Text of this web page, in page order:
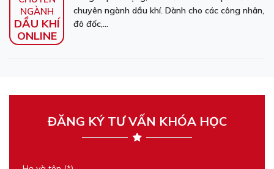
NGÀNH
DẦU KHÍ
ONLINE
chuyên ngành dầu khí. Dành cho các công nhân,
đô đốc,...
ĐĂNG KÝ TƯ VẤN KHÓA HỌC